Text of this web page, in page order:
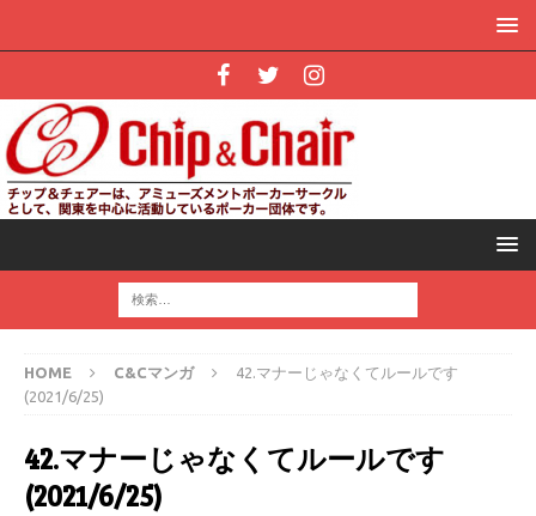
HOME C&Cマンガ
42.マナーじゃなくてルールです
(2021/6/25)
42.マナーじゃなくてルールです
(2021/6/25)